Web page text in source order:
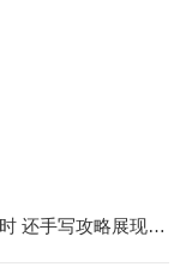
推主77岁妈妈玩《动物森友会》时长1500小时 还手写攻略展现过人游戏力！